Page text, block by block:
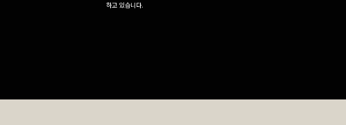
하고 있습니다.